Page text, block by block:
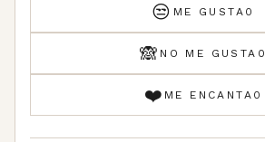
😒 ME GUSTA 0
🙈 NO ME GUSTA 0
❤️ ME ENCANTA 0